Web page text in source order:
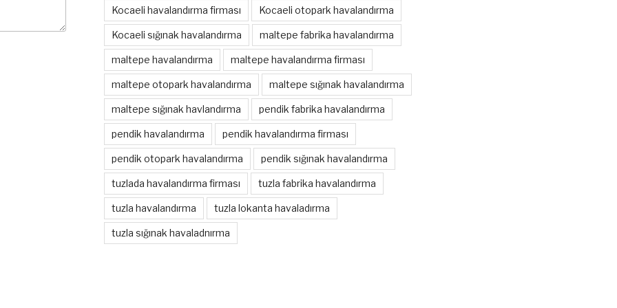
Kocaeli havalandırma firması Kocaeli otopark havalandırma
Kocaeli sığınak havalandırma maltepe fabrika havalandırma
maltepe havalandırma maltepe havalandırma firması
maltepe otopark havalandırma maltepe sığınak havalandırma
maltepe sığınak havlandırma pendik fabrika havalandırma
pendik havalandırma pendik havalandırma firması
pendik otopark havalandırma pendik sığınak havalandırma
tuzlada havalandırma firması tuzla fabrika havalandırma
tuzla havalandırma tuzla lokanta havaladırma
tuzla sığınak havaladnırma